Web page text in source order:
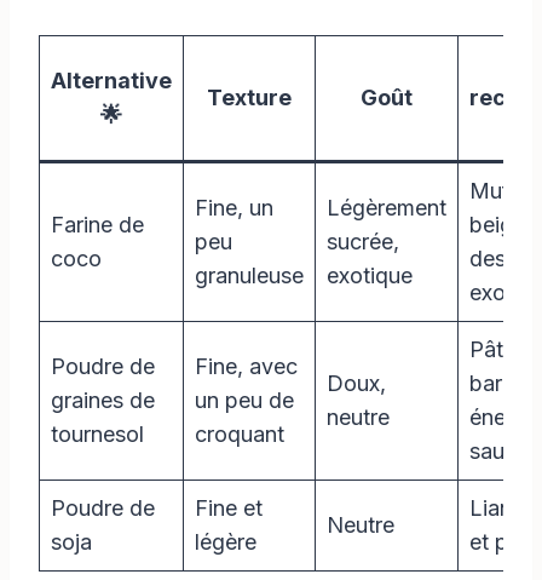
Alternative
🌟
Texture Goût
Farine de
coco
Fine, un
peu
granuleuse
Légèrement
sucrée,
exotique
Poudre de
graines de
tournesol
Fine, avec
un peu de
croquant
Doux,
neutre
barres
sauces
Poudre de
soja
Fine et
légère
Neutre
et